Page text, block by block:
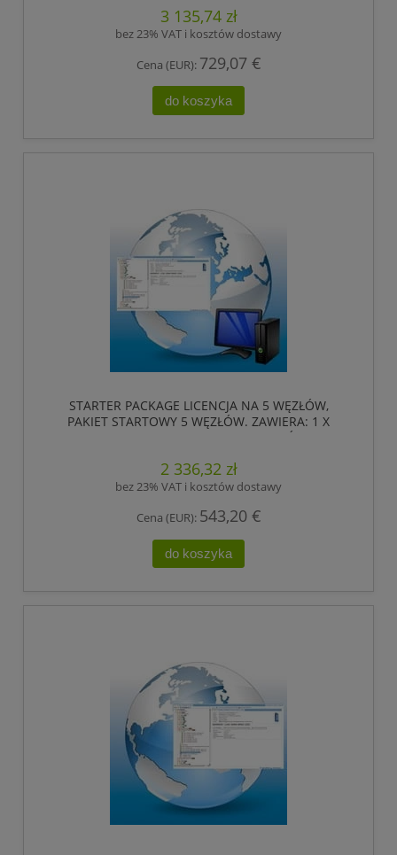
LINKMANAGER MOBILNA LICENCJA, 1 X DARMOWA
GATEMANAGER ,HIRSCHMANN
3 135,74 zł
bez 23% VAT i kosztów dostawy
Cena (EUR): 729,07 €
do koszyka
STARTER PACKAGE LICENCJA NA 5 WĘZŁÓW,
PAKIET STARTOWY 5 WĘZŁÓW. ZAWIERA: 1 X
SITEMENAGER 5 LICENCJA NA 5 WĘZŁÓW, 1 X
LINKMANAGER MOBILNA LICENCJA, ,HIRSCHMANN
2 336,32 zł
bez 23% VAT i kosztów dostawy
Cena (EUR): 543,20 €
do koszyka